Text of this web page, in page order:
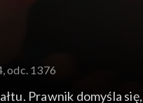
odc. 1376
Prawnik domyśla